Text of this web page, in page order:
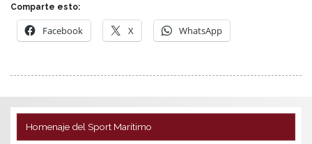
Comparte esto:
Facebook X WhatsApp
Homenaje del Sport Marítimo